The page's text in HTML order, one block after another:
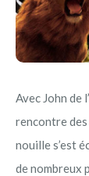
Avec John de
rencontre
nouille s’est
de nombreux